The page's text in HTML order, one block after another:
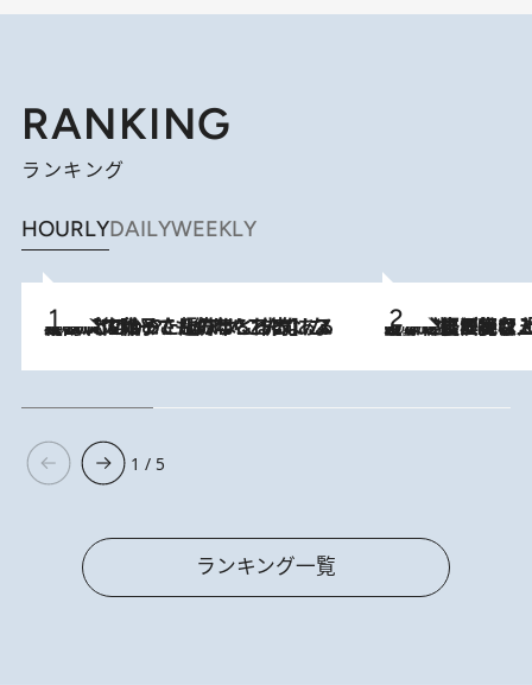
RANKING
ランキング
HOURLYDAILYWEEKLY
2026.8.5
【阿川佐和子さんの年とる力】なぜ70代で始めた趣味は“こんなに楽しい”のか？ ピアノ、俳句…スランプに陥っても続けられる“ある秘訣”とは 2026.8.5
【なぜ吉沢亮は「気配を消せる」のか？】興行収入208億の『国宝』を経て挑むミュージカル『ディア・エヴァン・ハンセン』。トップ俳優が舞台上でさらけ出した“孤独”とは
1 / 5
ランキング一覧